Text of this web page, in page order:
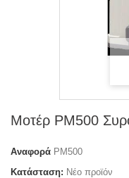
Μοτέρ PΜ500
Αναφορά PM500
Κατάσταση: Νέο προϊόν